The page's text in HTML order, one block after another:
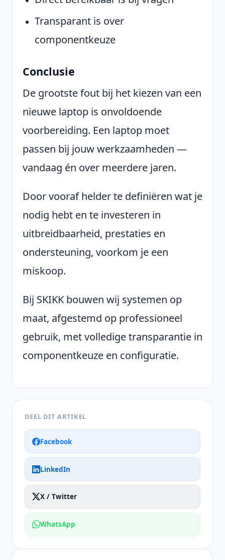
Transparant is over
componentkeuze
Conclusie
De grootste fout bij het kiezen van een
nieuwe laptop is onvoldoende
voorbereiding. Een laptop moet
passen bij jouw werkzaamheden —
vandaag én over meerdere jaren.
Door vooraf helder te definiëren wat je
nodig hebt en te investeren in
uitbreidbaarheid, prestaties en
ondersteuning, voorkom je een
miskoop.
Bij SKIKK bouwen wij systemen op
maat, afgestemd op professioneel
gebruik, met volledige transparantie in
componentkeuze en configuratie.
DEEL DIT ARTIKEL
Facebook
LinkedIn
X / Twitter
WhatsApp